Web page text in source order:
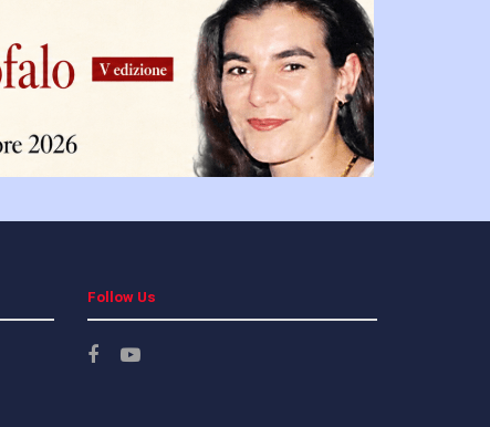
Follow Us